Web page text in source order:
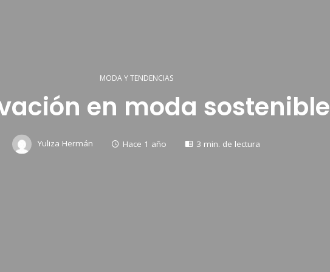
MODA Y TENDENCIAS
en moda sostenible
Yuliza Hermán Hace 1 año 3 min. de lectura